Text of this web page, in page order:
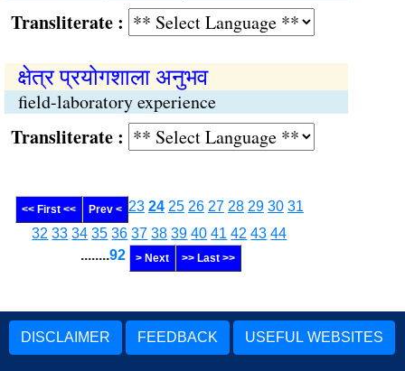
:
क्षेत्र प्रयोगशाला अनुभव
field-laboratory experience
:
<< First << Prev < 23 24 25 26 27 28 29 30 31
32 33 34 35 36 37 38 39 40 41 42 43 44
........92 > Next >> Last >>
DISCLAIMER FEEDBACK USEFUL WEBSITES